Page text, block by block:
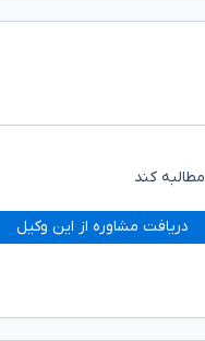
کند
دریافت مشاوره از این وکیل